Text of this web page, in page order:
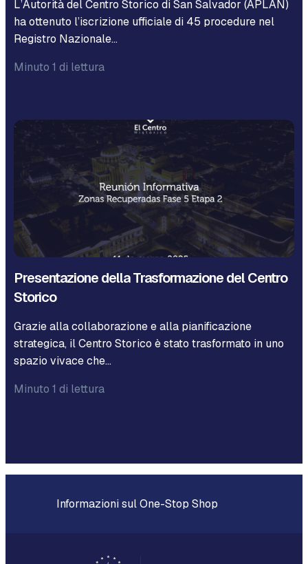
L’Autorità del Centro Storico di San Salvador (APLAN)
ha ottenuto l’iscrizione ufficiale di 45 procedure nel
Registro Nazionale…
Minuto 1 di lettura
Presentazione della Trasformazione del Centro
Storico
Grazie alla collaborazione e alla pianificazione
strategica, il Centro Storico è stato trasformato in uno
spazio vivace che…
Minuto 1 di lettura
Informazioni sul One-Stop Shop